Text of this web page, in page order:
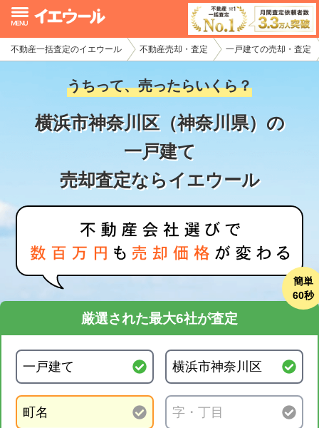
不動産一括査定のイエウール 不動産売却・査定 一戸建ての売却・査定
うちって、売ったらいくら？
横浜市神奈川区（神奈川県）の
一戸建て
売却査定ならイエウール
簡単
60秒
厳選された最大6社が査定
イエウール加盟希望の不動産会社様
初めての方へ
不動産売却の流れ